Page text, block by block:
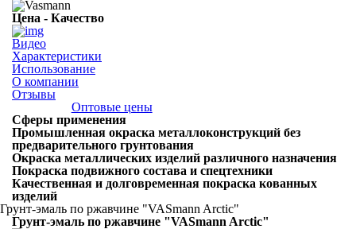
Цена - Качество
Видео
Характеристики
Использование
О компании
Отзывы
Оптовые цены
Сферы применения
Промышленная окраска металлоконструкций без
предварительного грунтования
Окраска металлических изделий различного назначения
Покраска подвижного состава и спецтехники
Качественная и долговременная покраска кованных
изделий
Грунт-эмаль по ржавчине "VASmann Arctic"
Грунт-эмаль по ржавчине "VASmann Arctic"